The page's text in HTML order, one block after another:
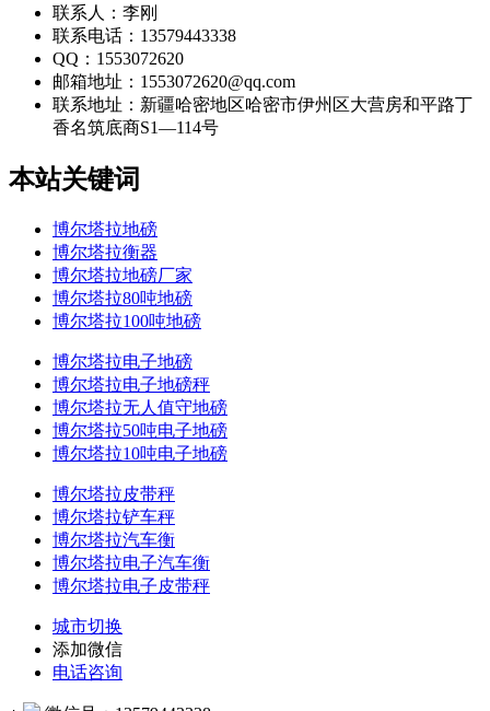
联系人：李刚
联系电话：13579443338
QQ：1553072620
邮箱地址：1553072620@qq.com
联系地址： 新疆哈密地区哈密市伊州区大营房和平路丁
香名筑底商S1—114号
本站关键词
博尔塔拉地磅
博尔塔拉衡器
博尔塔拉地磅厂家
博尔塔拉80吨地磅
博尔塔拉100吨地磅
博尔塔拉电子地磅
博尔塔拉电子地磅秤
博尔塔拉无人值守地磅
博尔塔拉50吨电子地磅
博尔塔拉10吨电子地磅
博尔塔拉皮带秤
博尔塔拉铲车秤
博尔塔拉汽车衡
博尔塔拉电子汽车衡
博尔塔拉电子皮带秤
城市切换
添加微信
电话咨询